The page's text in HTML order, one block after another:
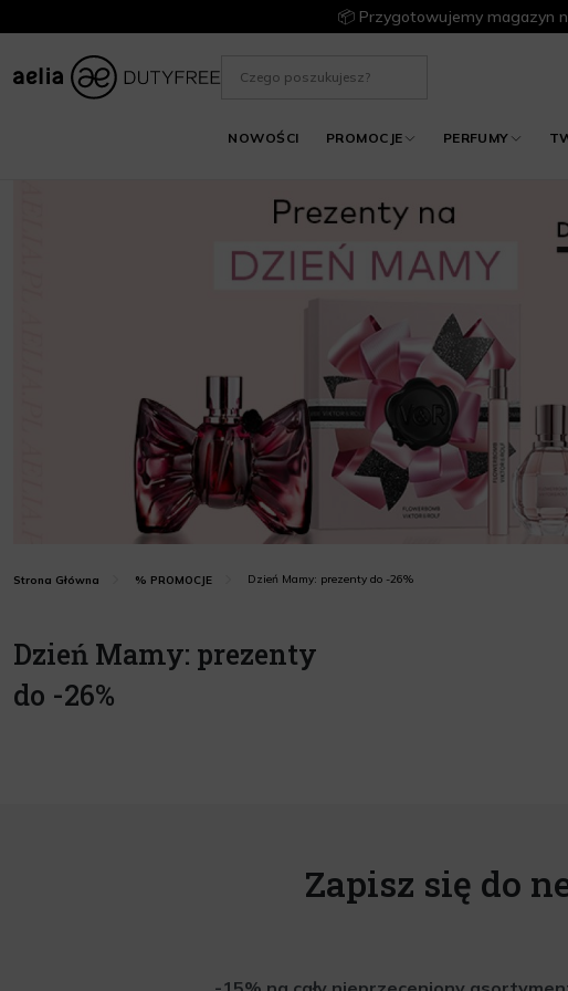
📦 Przygotowujemy magazyn
NOWOŚCI PROMOCJE PERFUMY
Strona Główna % PROMOCJE Dzień Mamy: prezenty do -26%
Dzień Mamy: prezenty
do -26%
Zapisz się do